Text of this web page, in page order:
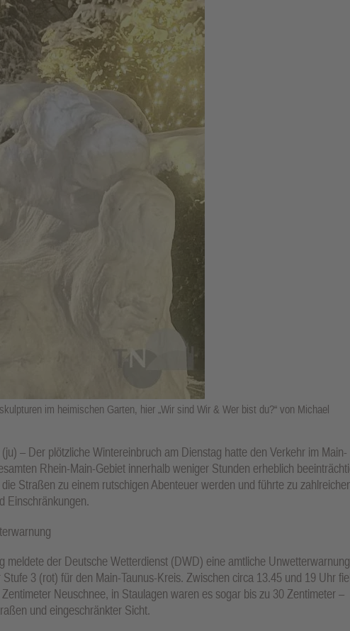
im heimischen Garten, hier „Wir sind Wir & Wer bist du?“ von Michael
– Der plötzliche Wintereinbruch am Dienstag hatte den Verkehr im Main-
Rhein-Main-Gebiet innerhalb weniger Stunden erheblich
Straßen zu einem rutschigen Abenteuer werden und führte zu
Einschränkungen.
meldete der Deutsche Wetterdienst (DWD) eine amtliche
3 (rot) für den Main-Taunus-Kreis. Zwischen circa 13.45 und 19 Uhr
Neuschnee, in Staulagen waren es sogar bis zu 30 Zentimeter –
und eingeschränkter Sicht.